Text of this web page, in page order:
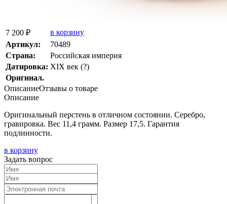
7 200 ₽
в корзину
Артикул:
70489
Страна:
Росcийская империя
Датировка: XIX век (?)
Оригинал.
ОписаниеОтзывы о товаре
Описание
Оригинальный перстень в отличном состоянии. Серебро,
гравировка. Вес 11,4 грамм. Размер 17,5. Гарантия
подлинности.
в корзину
Текст отзыва:
Задать вопрос